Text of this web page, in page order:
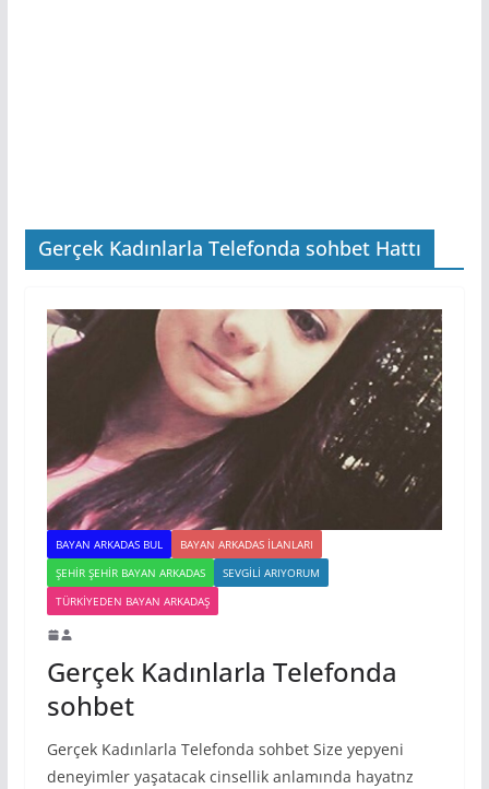
Gerçek Kadınlarla Telefonda sohbet Hattı
BAYAN ARKADAS BUL
BAYAN ARKADAS ILANLARI
ŞEHIR ŞEHIR BAYAN ARKADAS
SEVGILI ARIYORUM
TÜRKIYEDEN BAYAN ARKADAŞ
Gerçek Kadınlarla Telefonda
sohbet
Gerçek Kadınlarla Telefonda sohbet Size yepyeni
deneyimler yaşatacak cinsellik anlamında hayatnz